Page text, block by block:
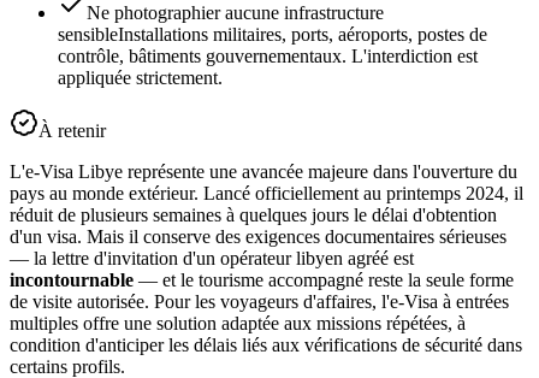
Ne photographier aucune infrastructure
sensibleInstallations militaires, ports, aéroports, postes de
contrôle, bâtiments gouvernementaux. L'interdiction est
appliquée strictement.
À retenir
L'e-Visa Libye représente une avancée majeure dans l'ouverture du
pays au monde extérieur. Lancé officiellement au printemps 2024, il
réduit de plusieurs semaines à quelques jours le délai d'obtention
d'un visa. Mais il conserve des exigences documentaires sérieuses
— la lettre d'invitation d'un opérateur libyen agréé est
incontournable — et le tourisme accompagné reste la seule forme
de visite autorisée. Pour les voyageurs d'affaires, l'e-Visa à entrées
multiples offre une solution adaptée aux missions répétées, à
condition d'anticiper les délais liés aux vérifications de sécurité dans
certains profils.